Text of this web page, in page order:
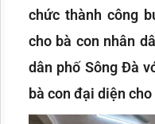
chức thành công
cho bà con nhân
dân phố Sông Đà
bà con đại diện